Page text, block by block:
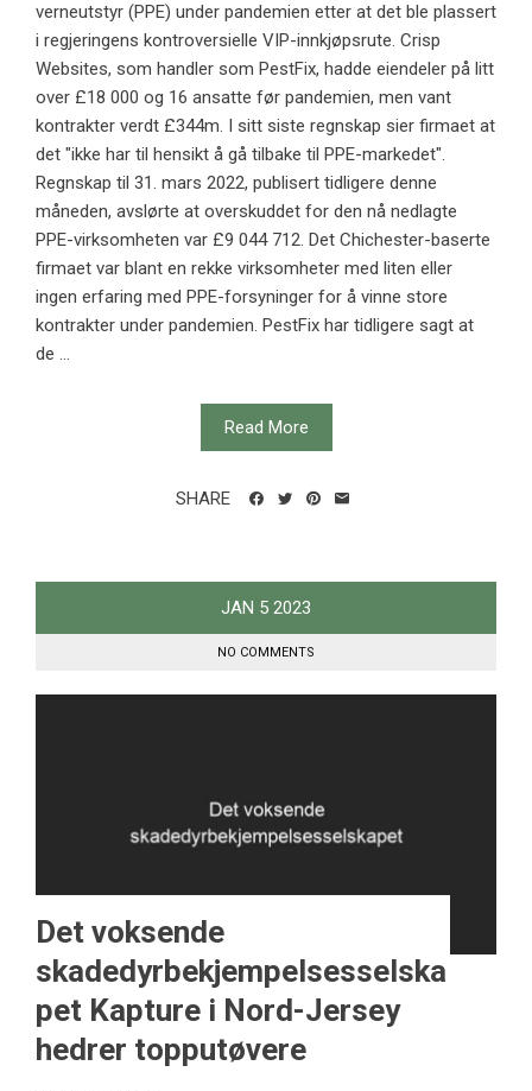
verneutstyr (PPE) under pandemien etter at det ble plassert
i regjeringens kontroversielle VIP-innkjøpsrute. Crisp
Websites, som handler som PestFix, hadde eiendeler på litt
over £18 000 og 16 ansatte før pandemien, men vant
kontrakter verdt £344m. I sitt siste regnskap sier firmaet at
det "ikke har til hensikt å gå tilbake til PPE-markedet".
Regnskap til 31. mars 2022, publisert tidligere denne
måneden, avslørte at overskuddet for den nå nedlagte
PPE-virksomheten var £9 044 712. Det Chichester-baserte
firmaet var blant en rekke virksomheter med liten eller
ingen erfaring med PPE-forsyninger for å vinne store
kontrakter under pandemien. PestFix har tidligere sagt at
de ...
Read More
SHARE
JAN 5 2023
NO COMMENTS
Det voksende
skadedyrbekjempelsesselska
pet Kapture i Nord-Jersey
hedrer topputøvere